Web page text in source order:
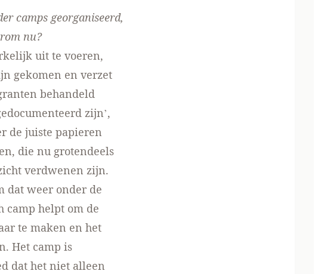
camps georganiseerd,
nu?
uit te voeren,
gekomen en verzet
behandeld
zijn’,
de juiste papieren
die nu grotendeels
verdwenen zijn.
dat weer onder de
camp helpt om de
te maken en het
Het camp is
dat het niet alleen